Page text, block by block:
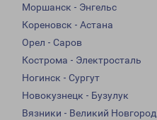
Моршанск - Энгельс
Кореновск - Астана
Орел - Саров
Кострома - Электросталь
Ногинск - Сургут
Новокузнецк - Бузулук
Вязники - Великий Новгород